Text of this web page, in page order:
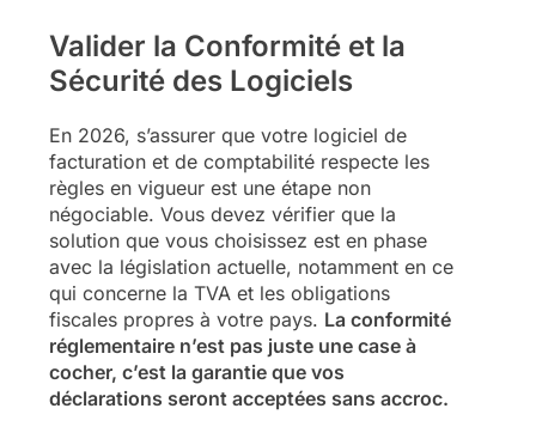
Valider la Conformité et la
Sécurité des Logiciels
En 2026, s’assurer que votre logiciel de
facturation et de comptabilité respecte les
règles en vigueur est une étape non
négociable. Vous devez vérifier que la
solution que vous choisissez est en phase
avec la législation actuelle, notamment en ce
qui concerne la TVA et les obligations
fiscales propres à votre pays. La conformité
réglementaire n’est pas juste une case à
cocher, c’est la garantie que vos
déclarations seront acceptées sans accroc.